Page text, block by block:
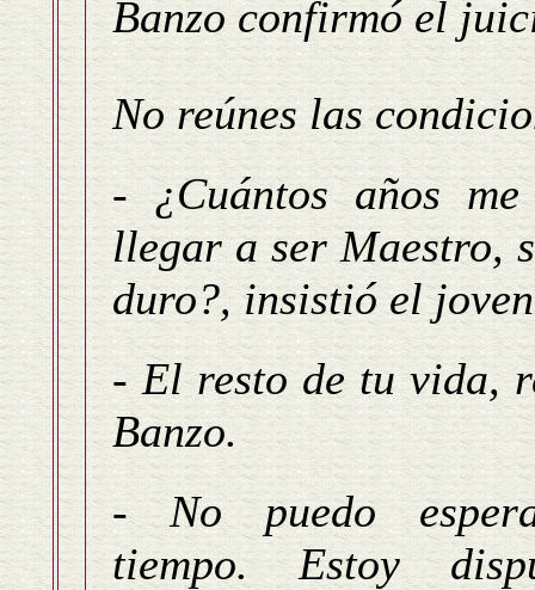
Banzo confirmó el
No reúnes las
- ¿Cuántos años
llegar a ser Maestro,
duro?, insistió el
- El resto de tu vida,
Banzo.
- No puedo
tiempo. Estoy